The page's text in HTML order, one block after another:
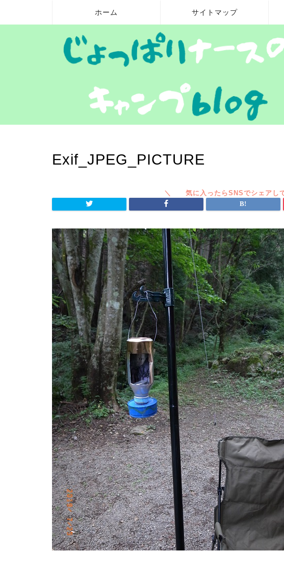
ホーム サイトマップ
Exif_JPEG_PICTURE